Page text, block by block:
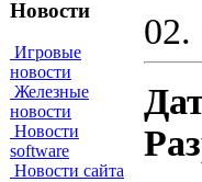
Новости
Игровые
новости
Железные
новости
Новости
software
Новости сайта
02.